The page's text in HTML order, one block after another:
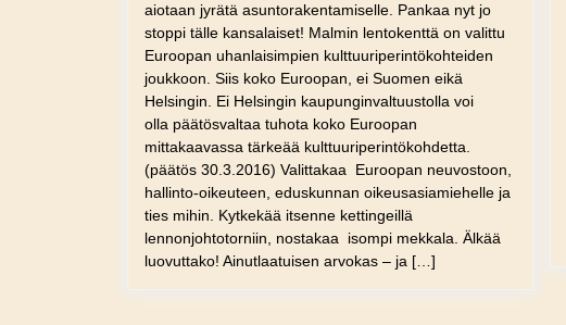
aiotaan jyrätä asuntorakentamiselle. Pankaa nyt jo
stoppi tälle kansalaiset! Malmin lentokenttä on valittu
Euroopan uhanlaisimpien kulttuuriperintökohteiden
joukkoon. Siis koko Euroopan, ei Suomen eikä
Helsingin. Ei Helsingin kaupunginvaltuustolla voi
olla päätösvaltaa tuhota koko Euroopan
mittakaavassa tärkeää kulttuuriperintökohdetta.
(päätös 30.3.2016) Valittakaa Euroopan neuvostoon,
hallinto-oikeuteen, eduskunnan oikeusasiamiehelle ja
ties mihin. Kytkekää itsenne kettingeillä
lennonjohtotorniin, nostakaa isompi mekkala. Älkää
luovuttako! Ainutlaatuisen arvokas – ja […]